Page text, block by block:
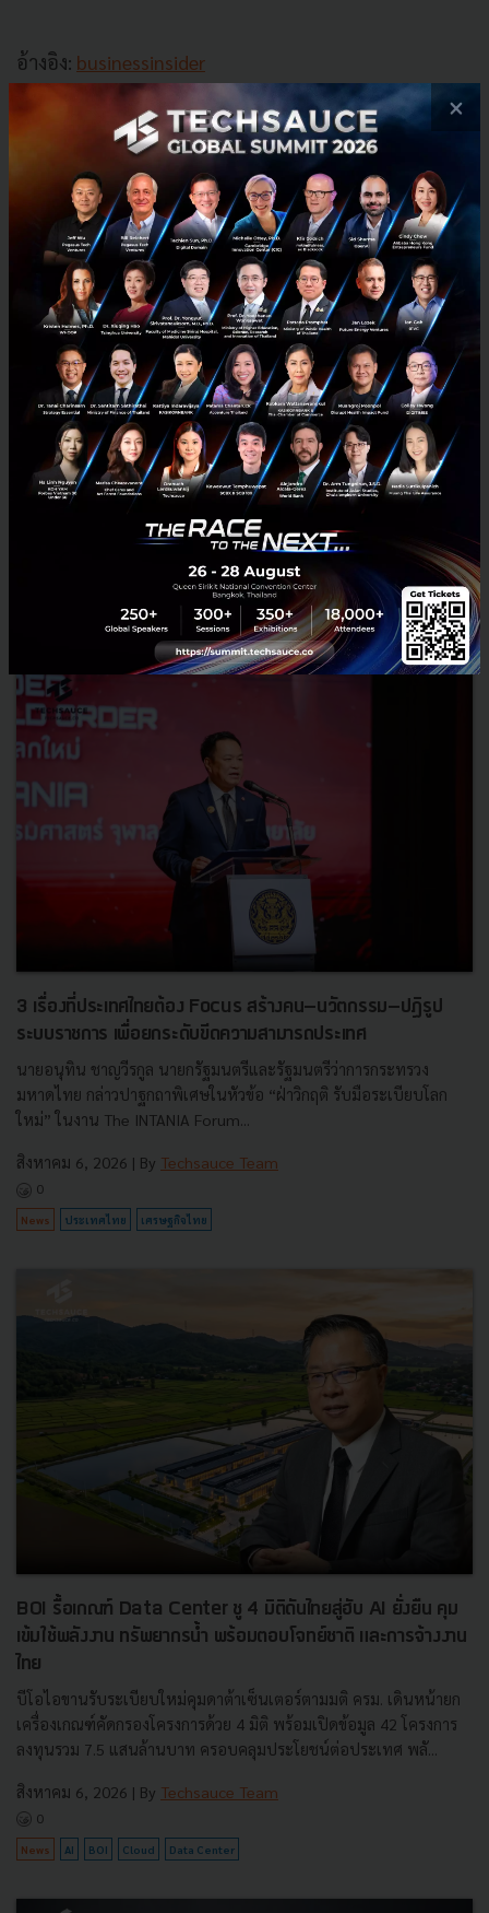
อ้างอิง: businessinsider
elon-musk culture-transformation
No comment
RELATED ARTICLE
3 เรื่องที่ประเทศไทยต้อง Focus สร้างคน–นวัตกรรม–ปฏิรูป
ระบบราชการ เพื่อยกระดับขีดความสามารถประเทศ
นายอนุทิน ชาญวีรกูล นายกรัฐมนตรีและรัฐมนตรีว่าการกระทรวง
มหาดไทย กล่าวปาฐกถาพิเศษในหัวข้อ “ฝ่าวิกฤติ รับมือระเบียบโลก
ใหม่” ในงาน The INTANIA Forum...
สิงหาคม 6, 2026 | By Techsauce Team
0
News ประเทศไทย เศรษฐกิจไทย
BOI รื้อเกณฑ์ Data Center ชู 4 มิติดันไทยสู่ฮับ AI ยั่งยืน คุม
เข้มใช้พลังงาน ทรัพยากรน้ำ พร้อมตอบโจทย์ชาติ และการจ้างงาน
ไทย
บีโอไอขานรับระเบียบใหม่คุมดาต้าเซ็นเตอร์ตามมติ ครม. เดินหน้ายก
เครื่องเกณฑ์คัดกรองโครงการด้วย 4 มิติ พร้อมเปิดข้อมูล 42 โครงการ
ลงทุนรวม 7.5 แสนล้านบาท ครอบคลุมประโยชน์ต่อประเทศ พลั...
สิงหาคม 6, 2026 | By Techsauce Team
0
News AI BOI Cloud Data Center
×